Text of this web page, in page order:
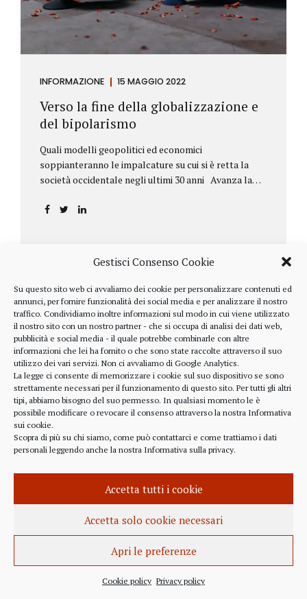
Gestisci Consenso Cookie
Su questo sito web ci avvaliamo dei cookie per personalizzare contenuti ed
annunci, per fornire funzionalità dei social media e per analizzare il nostro
traffico. Condividiamo inoltre informazioni sul modo in cui viene utilizzato
il nostro sito con un nostro partner - che si occupa di analisi dei dati web,
pubblicità e social media - il quale potrebbe combinarle con altre
informazioni che lei ha fornito o che sono state raccolte attraverso il suo
utilizzo dei vari servizi. Non ci avvaliamo di Google Analytics.
La legge ci consente di memorizzare i cookie sul suo dispositivo se sono
strettamente necessari per il funzionamento di questo sito. Per tutti gli altri
tipi, abbiamo bisogno del suo permesso. In qualsiasi momento le è
possibile modificare o revocare il consenso attraverso la nostra Informativa
sui cookie.
Scopra di più su chi siamo, come può contattarci e come trattiamo i dati
personali leggendo anche la nostra Informativa sulla privacy.
Accetta tutti i cookie
Accetta solo cookie necessari
Apri le preferenze
Cookie policy Privacy policy
INFORMAZIONE 15 MAGGIO 2022
Verso la fine della globalizzazione e
del bipolarismo
Quali modelli geopolitici ed economici
soppianteranno le impalcature su cui si è retta la
società occidentale negli ultimi 30 anni Avanza la
aprile ha fatto parecchio discutere il discorso che
una lettera annuale che Fink ha inviato agli
investitori, nella quale fa il punto sulla situazione
geopolitica ed economica globale, accompagnata da
alcune considerazioni sui profitti generati dalle
scelte finanziarie operate dal fondo BlackRock.
Occorre leggere molto attentamente il testo della
lettera
(https://www.blackrock.com/corporate/investor-
relations/larry-fink-chairmans-letter). Fink afferma
chiaramente che...
INFORMAZIONE 27 APRILE 2022
Istanza per l’abrogazione
dell’obbligo vaccinale al Governo
Italiano e alla Commissione Europea
Europea per l’abrogazione della normativa